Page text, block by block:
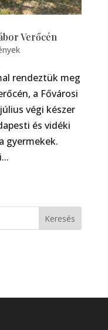
Verőcén
rendeztük meg
a Fővárosi
végi készer
és vidéki
gyermekek.